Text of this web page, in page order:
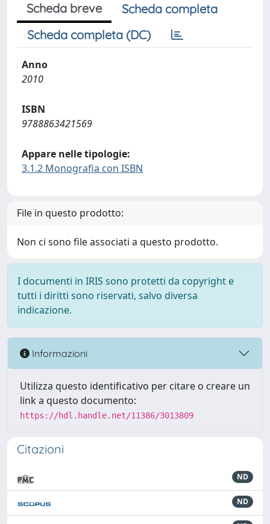
Scheda breve
Scheda completa
Scheda completa (DC)
Anno
2010
ISBN
9788863421569
Appare nelle tipologie:
3.1.2 Monografia con ISBN
File in questo prodotto:
Non ci sono file associati a questo prodotto.
I documenti in IRIS sono protetti da copyright e
tutti i diritti sono riservati, salvo diversa
indicazione.
Informazioni
Utilizza questo identificativo per citare o creare un
link a questo documento:
https://hdl.handle.net/11386/3013809
Citazioni
ND
ND